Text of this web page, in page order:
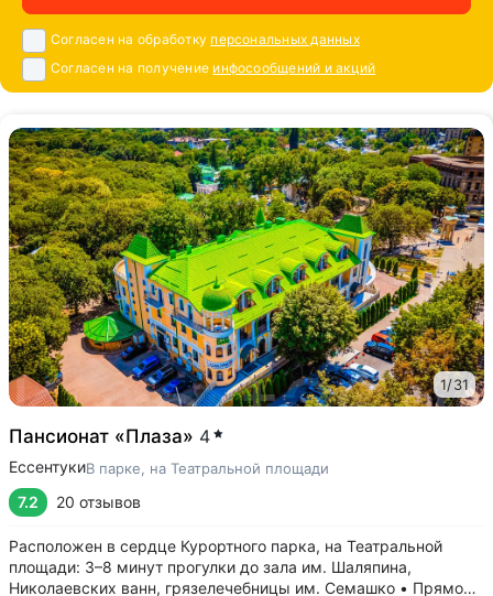
Согласен на обработку персональных данных
Согласен на получение инфосообщений и акций
1/31
Пансионат «Плаза» 4
ЕссентукиВ парке, на Театральной площади
7.2 20 отзывов
Расположен в сердце Курортного парка, на Театральной
площади: 3–8 минут прогулки до зала им. Шаляпина,
Николаевских ванн, грязелечебницы им. Семашко • Прямой